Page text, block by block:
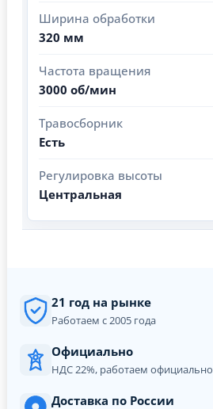
Ширина обработки
320 мм
Частота вращения
3000 об/мин
Травосборник
Есть
Регулировка высоты
Центральная
21 год на рынке
Работаем с 2005 года
Официально
НДС 22%, работаем официально
Доставка по России